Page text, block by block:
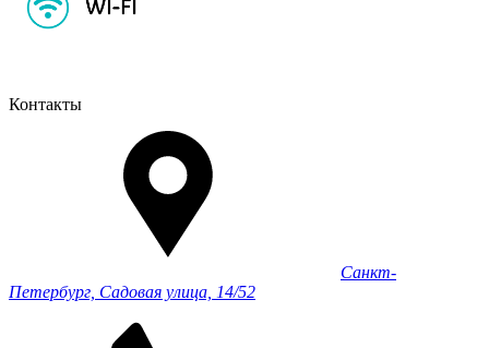
Контакты
Санкт-
Петербург, Садовая улица, 14/52